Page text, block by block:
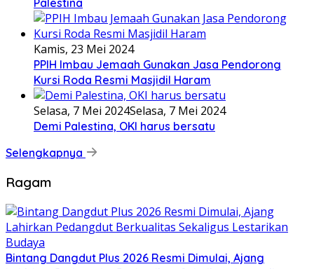
Palestina
Kamis, 23 Mei 2024
PPIH Imbau Jemaah Gunakan Jasa Pendorong
Kursi Roda Resmi Masjidil Haram
Selasa, 7 Mei 2024Selasa, 7 Mei 2024
Demi Palestina, OKI harus bersatu
Selengkapnya
Ragam
Bintang Dangdut Plus 2026 Resmi Dimulai, Ajang